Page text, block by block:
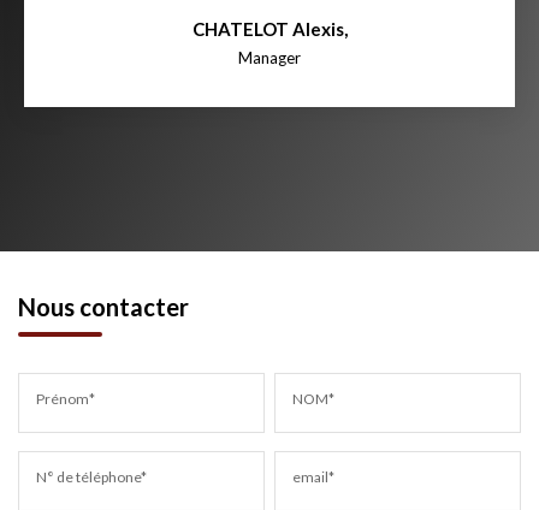
CHATELOT Alexis,
Manager
Nous contacter
Prénom* NOM*
N° de téléphone* email*